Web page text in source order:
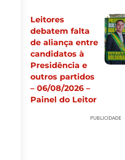
Leitores
debatem falta
de aliança entre
candidatos à
Presidência e
outros partidos
– 06/08/2026 –
Painel do Leitor
PUBLICIDADE